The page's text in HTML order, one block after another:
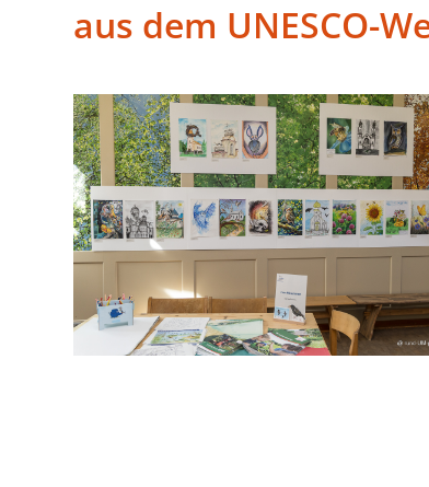
aus dem UNESCO-